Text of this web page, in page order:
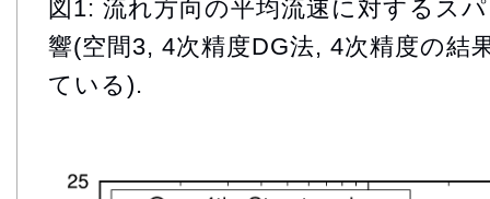
図1: 流れ方向の平均流速に対するス
響(空間3, 4次精度DG法, 4次精度の結
ている).